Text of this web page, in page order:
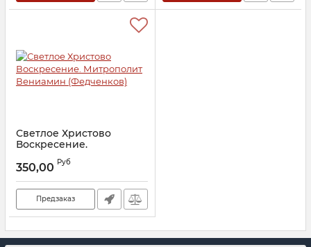
Светлое Христово
Воскресение.
Митрополит Вениамин
(Федченков)
Артикул: 14197
350,00 Руб
Предзаказ